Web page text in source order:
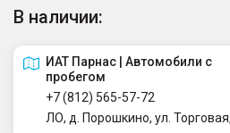
В наличии:
ИАТ Парнас | Автомобили с
пробегом
+7 (812) 565-57-72
ЛО, д. Порошкино, ул.